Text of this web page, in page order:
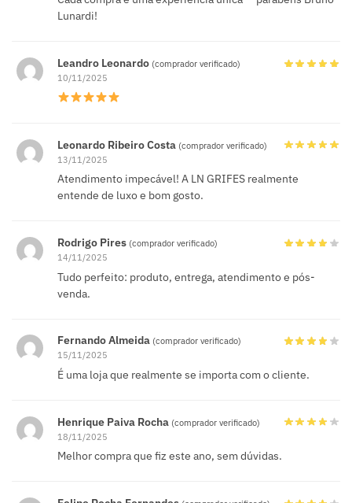
Lunardi!
Leandro Leonardo (comprador verificado)
10/11/2025
Leonardo Ribeiro Costa (comprador verificado)
13/11/2025
Atendimento impecável! A LN GRIFES realmente
entende de luxo e bom gosto.
Rodrigo Pires (comprador verificado)
14/11/2025
Tudo perfeito: produto, entrega, atendimento e pós-
venda.
Fernando Almeida (comprador verificado)
15/11/2025
É uma loja que realmente se importa com o cliente.
Henrique Paiva Rocha (comprador verificado)
18/11/2025
Melhor compra que fiz este ano, sem dúvidas.